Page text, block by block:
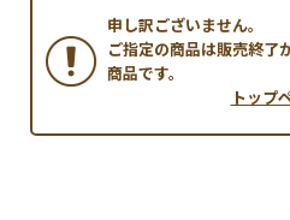
申し訳ございません。
ご指定の商品は販売終了
商品です。
トップ